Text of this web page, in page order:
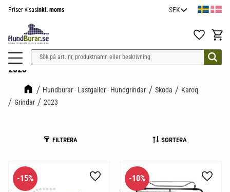
Priser visasinkl. moms
Favoriter
2023
Hundburar - Lastgaller - Hundgrindar Skoda
Karoq
Grindar
2023
FILTRERA SORTERA
15% Lägg till i favoriter
10% Lägg